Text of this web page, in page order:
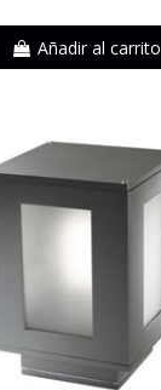
Añadir al carrito